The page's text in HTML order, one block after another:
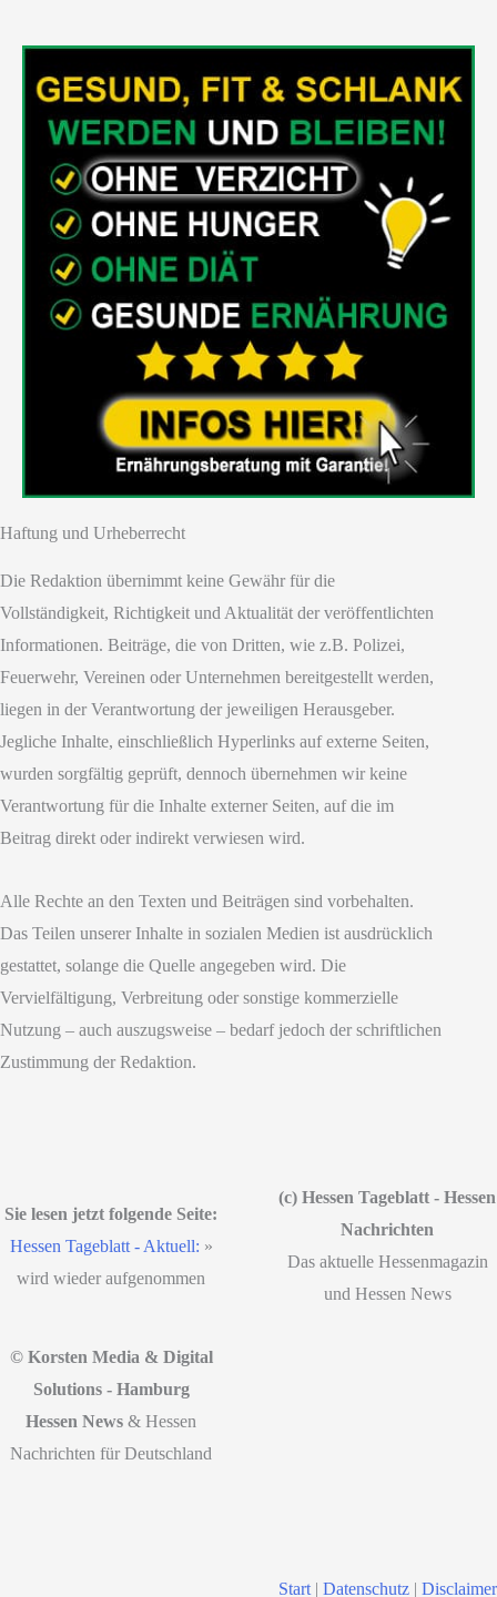
Haftung und Urheberrecht
Die Redaktion übernimmt keine Gewähr für die
Vollständigkeit, Richtigkeit und Aktualität der veröffentlichten
Informationen. Beiträge, die von Dritten, wie z.B. Polizei,
Feuerwehr, Vereinen oder Unternehmen bereitgestellt werden,
liegen in der Verantwortung der jeweiligen Herausgeber.
Jegliche Inhalte, einschließlich Hyperlinks auf externe Seiten,
wurden sorgfältig geprüft, dennoch übernehmen wir keine
Verantwortung für die Inhalte externer Seiten, auf die im
Beitrag direkt oder indirekt verwiesen wird.
Alle Rechte an den Texten und Beiträgen sind vorbehalten.
Das Teilen unserer Inhalte in sozialen Medien ist ausdrücklich
gestattet, solange die Quelle angegeben wird. Die
Vervielfältigung, Verbreitung oder sonstige kommerzielle
Nutzung – auch auszugsweise – bedarf jedoch der schriftlichen
Zustimmung der Redaktion.
Sie lesen jetzt folgende Seite:
Hessen Tageblatt - Aktuell: »
wird wieder aufgenommen
(c) Hessen Tageblatt - Hessen
Nachrichten
Das aktuelle Hessenmagazin
und Hessen News
© Korsten Media & Digital
Solutions - Hamburg
Hessen News & Hessen
Nachrichten für Deutschland
Start | Datenschutz | Disclaimer